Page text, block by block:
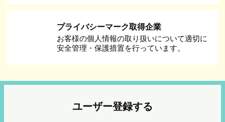
プライバシーマーク取得企業
お客様の個人情報の取り扱いについて適切に
安全管理・保護措置を行っています。
ユーザー登録する